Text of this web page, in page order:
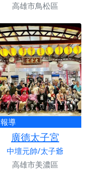
高雄市鳥松區
報導
廣德太子宮
中壇元帥/太子爺
高雄市美濃區